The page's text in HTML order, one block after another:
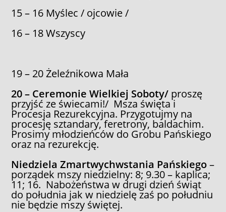
15 – 16 Myślec / ojcowie /
16 – 18 Wszyscy
19 – 20 Żeleźnikowa Mała
20 – Ceremonie Wielkiej Soboty/ proszę
przyjść ze świecami!/ Msza święta i
Procesja Rezurekcyjna. Przygotujmy na
procesję sztandary, feretrony, baldachim.
Prosimy młodzieńców do Grobu Pańskiego
oraz na rezurekcję.
Niedziela Zmartwychwstania Pańskiego–
porządek mszy niedzielny: 8; 9.30 – kaplica;
11; 16. Nabożeństwa w drugi dzień świąt
do południa jak w niedzielę zaś po południu
nie będzie mszy świętej.